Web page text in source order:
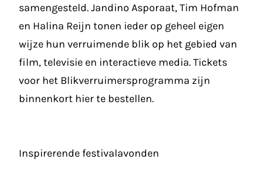
samengesteld. Jandino Asporaat, Tim Hofman
en Halina Reijn tonen ieder op geheel eigen
wijze hun verruimende blik op het gebied van
film, televisie en interactieve media. Tickets
voor het Blikverruimersprogramma zijn
binnenkort hier te bestellen.
Inspirerende festivalavonden